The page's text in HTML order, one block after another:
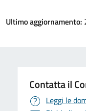
Ultimo aggiornamento:
Contatta il
Leggi le